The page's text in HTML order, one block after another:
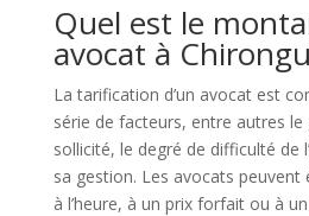
Quel est le
avocat à
La tarification d’un avocat est
série de facteurs, entre autres le
sollicité, le degré de difficulté de
sa gestion. Les avocats peuvent
à l’heure, à un prix forfait ou à